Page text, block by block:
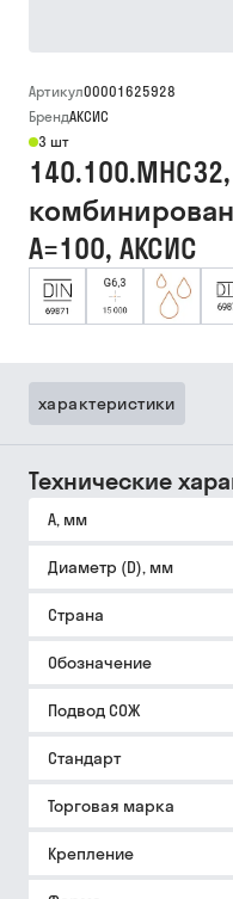
Артикул00001625928
БрендАКСИС
3 шт
A=100, АКСИС
характеристики
Технические
A, мм
Диаметр (D), мм
Страна
Обозначение
Подвод СОЖ
Стандарт
Торговая марка
Крепление